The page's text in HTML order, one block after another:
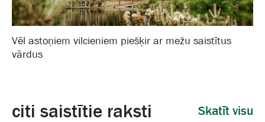
Vēl astoņiem vilcieniem piešķir ar mežu saistītus
vārdus
citi saistītie raksti Skatīt visu